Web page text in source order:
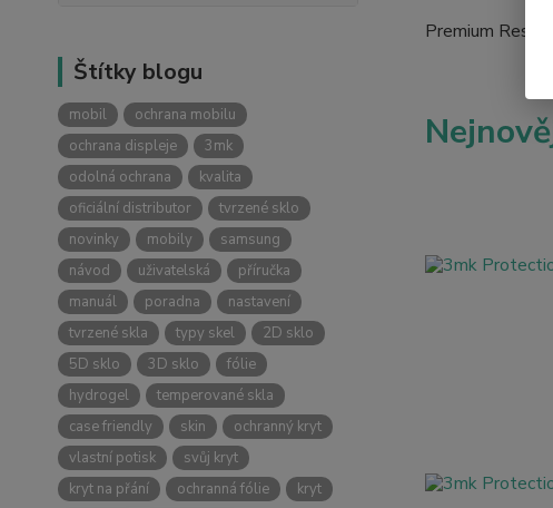
Štítky blogu
mobil
ochrana mobilu
ochrana displeje
3mk
odolná ochrana
kvalita
oficiální distributor
tvrzené sklo
novinky
mobily
samsung
návod
uživatelská
příručka
manuál
poradna
nastavení
tvrzené skla
typy skel
2D sklo
5D sklo
3D sklo
fólie
hydrogel
temperované skla
case friendly
skin
ochranný kryt
vlastní potisk
svůj kryt
kryt na přání
ochranná fólie
kryt
Premium